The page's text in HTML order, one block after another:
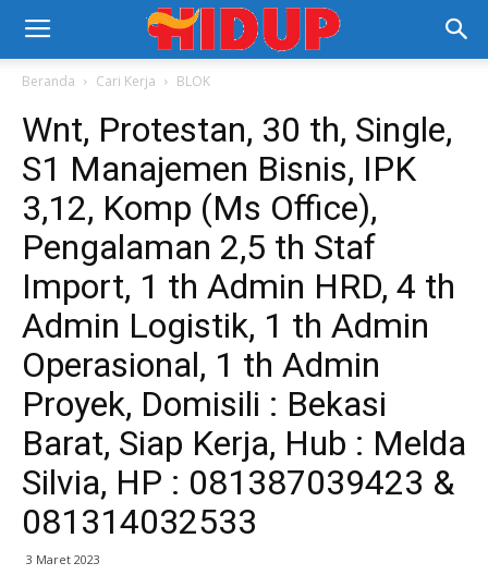
Beranda Cari Kerja BLOK
Wnt, Protestan, 30 th, Single,
S1 Manajemen Bisnis, IPK
3,12, Komp (Ms Office),
Pengalaman 2,5 th Staf
Import, 1 th Admin HRD, 4 th
Admin Logistik, 1 th Admin
Operasional, 1 th Admin
Proyek, Domisili : Bekasi
Barat, Siap Kerja, Hub : Melda
Silvia, HP : 081387039423 &
081314032533
3 Maret 2023